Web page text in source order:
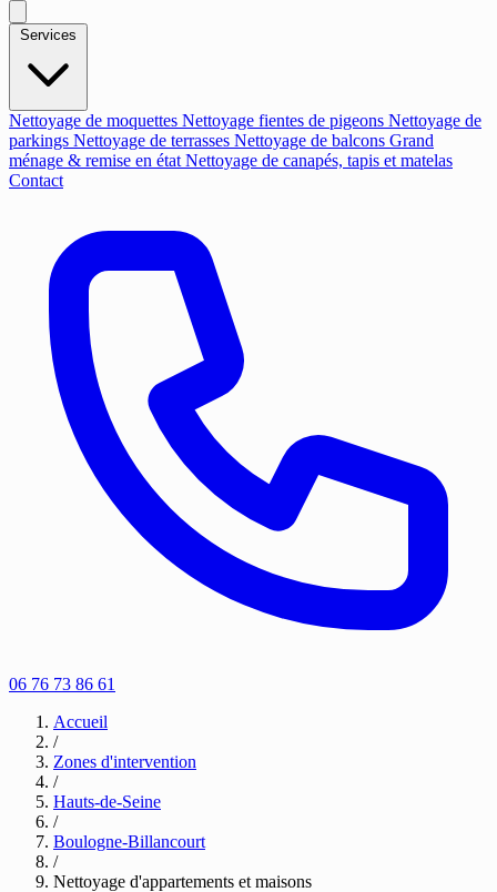
Nettoyage de moquettes Nettoyage fientes de pigeons Nettoyage de
parkings Nettoyage de terrasses Nettoyage de balcons Grand
ménage & remise en état Nettoyage de canapés, tapis et matelas
Contact
06 76 73 86 61
Accueil
/
Zones d'intervention
/
Hauts-de-Seine
/
Boulogne-Billancourt
/
Nettoyage d'appartements et maisons